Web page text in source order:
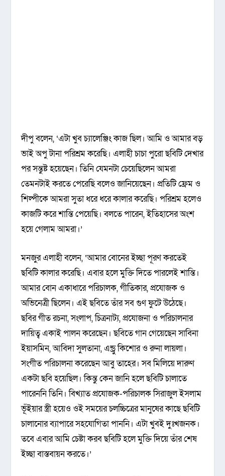
দীপু বলেন, ‘এটা খুব চ্যালেঞ্জিং কাজ ছিল। আমি ও আমার বড়
ভাই অপু টানা পরিশ্রম করেছি। এলাহী চাচা পুরো ছবিটি দেখার
পর সন্তুষ্ট হয়েছেন। তিনি যেমনটা চেয়েছিলেন আমরা
তেমনটাই করতে পেরেছি বলেও জানিয়েছেন। প্রতিটি ফ্রেম ও
শিল্পীকে আমরা সুতা ধরে ধরে কালার করেছি। পরিশ্রম হলেও
কাজটি করে শান্তি পেয়েছি। বলতে পারেন, ইতিহাসের অংশ
হয়ে গেলাম আমরা।’
মনজুর এলাহী বলেন, ‘আমার বোনের ইচ্ছা পূরণ করতেই
ছবিটি কালার করেছি। এবার হলে মুক্তি দিতে পারলেই শান্তি।
আমার বোন একাধারে পরিচালক, গীতিকার, প্রযোজক ও
অভিনেত্রী ছিলেন। এই ছবিতে তাঁর সব গুণ ফুটে উঠেছে।
ছবির গীত রচনা, সংলাপ, চিত্রনাট্য, প্রযোজনা ও পরিচালনার
দায়িত্ব একাই পালন করেছেন। ছবিতে গান গেয়েছেন সাবিনা
ইয়াসমিন, আবিদা সুলতানা, এন্ড্রু কিশোর ও রুনা লায়লা।
সংগীত পরিচালনা করেছেন আবু তাহের। সব মিলিয়ে দারুণ
একটা ছবি হয়েছিল। কিন্তু কেন জানি হলে ছবিটি চালাতে
পারেননি তিনি। বিখ্যাত প্রযোজক-পরিচালক সিরাজুল ইসলাম
ভূঁইয়ার স্ত্রী হয়েও ওই সময়ের চলচ্চিত্রের মানুষের কাছে ছবিটি
চালানোর ব্যাপারে সহযোগিতা পাননি। এটা খুবই দুঃখজনক।
তবে এবার আমি চেষ্টা করব ছবিটি হলে মুক্তি দিয়ে তাঁর শেষ
ইচ্ছা বাস্তবায়ন করতে।’